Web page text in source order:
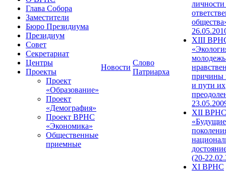
Глава Собора
Заместители
Бюро Президиума
Президиум
Совет
Секретариат
Центры
Проекты
Проект
«Образование»
Проект
«Демография»
Проект ВРНС
«Экономика»
Общественные
приемные
Новости
Слово
Патриарха
XIII
причины
и пути их
XII ВРНС
«Будущие
(20-
XI ВРНС